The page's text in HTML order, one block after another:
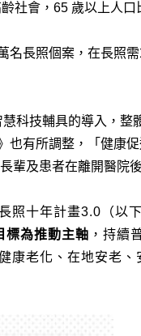
社會，65 歲以上人口
名長照個案，在長照
科技輔具的導入，整
也有所調整，
「健康
輩及患者在離開醫院
照十年計畫3.0 （以
標為推動主軸 ，持續
康老化、在地安老、